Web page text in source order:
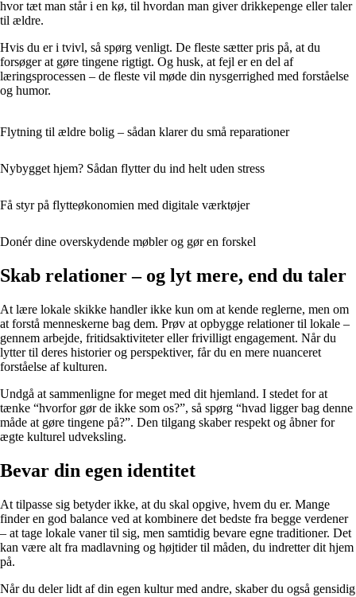
hvor tæt man står i en kø, til hvordan man giver drikkepenge eller taler
til ældre.
Hvis du er i tvivl, så spørg venligt. De fleste sætter pris på, at du
forsøger at gøre tingene rigtigt. Og husk, at fejl er en del af
læringsprocessen – de fleste vil møde din nysgerrighed med forståelse
og humor.
Flytning til ældre bolig – sådan klarer du små reparationer
Nybygget hjem? Sådan flytter du ind helt uden stress
Få styr på flytteøkonomien med digitale værktøjer
Donér dine overskydende møbler og gør en forskel
Skab relationer – og lyt mere, end du taler
At lære lokale skikke handler ikke kun om at kende reglerne, men om
at forstå menneskerne bag dem. Prøv at opbygge relationer til lokale –
gennem arbejde, fritidsaktiviteter eller frivilligt engagement. Når du
lytter til deres historier og perspektiver, får du en mere nuanceret
forståelse af kulturen.
Undgå at sammenligne for meget med dit hjemland. I stedet for at
tænke “hvorfor gør de ikke som os?”, så spørg “hvad ligger bag denne
måde at gøre tingene på?”. Den tilgang skaber respekt og åbner for
ægte kulturel udveksling.
Bevar din egen identitet
At tilpasse sig betyder ikke, at du skal opgive, hvem du er. Mange
finder en god balance ved at kombinere det bedste fra begge verdener
– at tage lokale vaner til sig, men samtidig bevare egne traditioner. Det
kan være alt fra madlavning og højtider til måden, du indretter dit hjem
på.
Når du deler lidt af din egen kultur med andre, skaber du også gensidig